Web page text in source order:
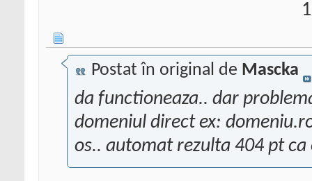
Postat în original de Mascka
da functioneaza.. dar
domeniul direct ex:
os.. automat rezulta 404 pt ca